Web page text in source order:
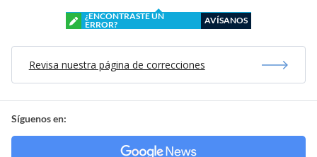
¿ENCONTRASTE UN
ERROR?
AVÍSANOS
Revisa nuestra página de correcciones
Síguenos en: